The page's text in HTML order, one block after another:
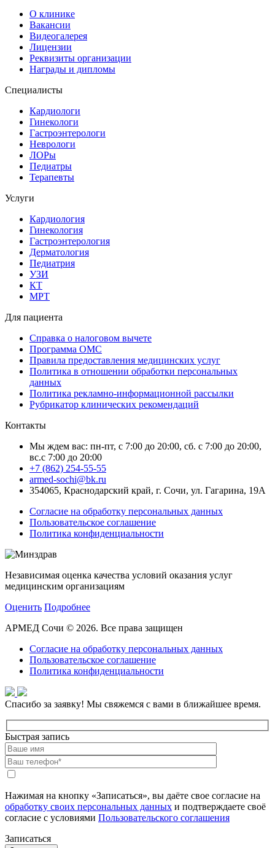
О клинике
Вакансии
Видеогалерея
Лицензии
Реквизиты организации
Награды и дипломы
Специалисты
Кардиологи
Гинекологи
Гастроэнтерологи
Неврологи
ЛОРы
Педиатры
Терапевты
Услуги
Кардиология
Гинекология
Гастроэнтерология
Дерматология
Педиатрия
УЗИ
КТ
МРТ
Для пациента
Справка о налоговом вычете
Программа ОМС
Правила предоставления медицинских услуг
Политика в отношении обработки персональных
данных
Политика рекламно-информационной рассылки
Рубрикатор клинических рекомендаций
Контакты
Мы ждем вас: пн-пт, с 7:00 до 20:00, сб. с 7:00 до 20:00,
вс.с 7:00 до 20:00
+7 (862) 254-55-55
armed-sochi@bk.ru
354065, Краснодарский край, г. Сочи, ул. Гагарина, 19А
Согласие на обработку персональных данных
Пользовательское соглашение
Политика конфиденциальности
Независимая оценка качества условий оказания услуг
медицинским организациям
Оценить Подробнее
АРМЕД Сочи © 2026. Все права защищен
Согласие на обработку персональных данных
Пользовательское соглашение
Политика конфиденциальности
Спасибо за заявку! Мы свяжемся с вами в ближайшее время.
Быстрая запись
Нажимая на кнопку «Записаться», вы даёте свое согласие на
обработку своих персональных данных и подтверждаете своё
согласие с условиями Пользовательского соглашения
Записаться